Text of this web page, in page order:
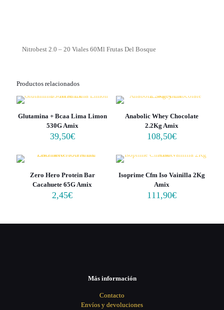
Nitrobest 2.0 – 20 Viales 60Ml Frutas Del Bosque
Productos relacionados
Glutamina + Bcaa Lima Limon
530G Amix
39,50€
Anabolic Whey Chocolate
2.2Kg Amix
108,50€
Zero Hero Protein Bar
Cacahuete 65G Amix
2,45€
Isoprime Cfm Iso Vainilla 2Kg
Amix
111,90€
Más información
Contacto
Envíos y devoluciones